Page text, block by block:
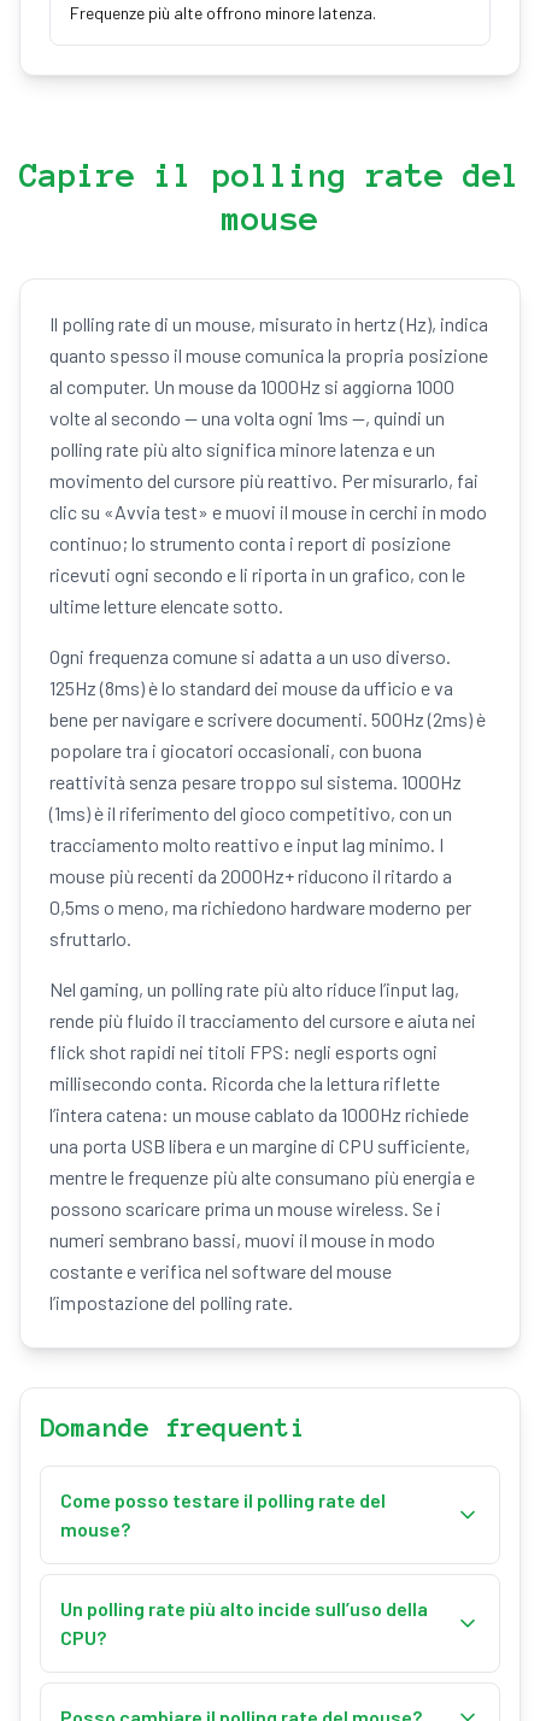
Frequenze più alte offrono minore latenza.
Capire il polling rate del
mouse
Il polling rate di un mouse, misurato in hertz (Hz), indica
quanto spesso il mouse comunica la propria posizione
al computer. Un mouse da 1000Hz si aggiorna 1000
volte al secondo — una volta ogni 1ms —, quindi un
polling rate più alto significa minore latenza e un
movimento del cursore più reattivo. Per misurarlo, fai
clic su «Avvia test» e muovi il mouse in cerchi in modo
continuo; lo strumento conta i report di posizione
ricevuti ogni secondo e li riporta in un grafico, con le
ultime letture elencate sotto.
Ogni frequenza comune si adatta a un uso diverso.
125Hz (8ms) è lo standard dei mouse da ufficio e va
bene per navigare e scrivere documenti. 500Hz (2ms) è
popolare tra i giocatori occasionali, con buona
reattività senza pesare troppo sul sistema. 1000Hz
(1ms) è il riferimento del gioco competitivo, con un
tracciamento molto reattivo e input lag minimo. I
mouse più recenti da 2000Hz+ riducono il ritardo a
0,5ms o meno, ma richiedono hardware moderno per
sfruttarlo.
Nel gaming, un polling rate più alto riduce l’input lag,
rende più fluido il tracciamento del cursore e aiuta nei
flick shot rapidi nei titoli FPS: negli esports ogni
millisecondo conta. Ricorda che la lettura riflette
l’intera catena: un mouse cablato da 1000Hz richiede
una porta USB libera e un margine di CPU sufficiente,
mentre le frequenze più alte consumano più energia e
possono scaricare prima un mouse wireless. Se i
numeri sembrano bassi, muovi il mouse in modo
costante e verifica nel software del mouse
l’impostazione del polling rate.
Domande frequenti
Come posso testare il polling rate del
mouse?
Puoi usare il nostro strumento per il polling rate del
mouse in questa pagina. Avvia semplicemente il
test e muovi il mouse per misurarne il polling rate
Un polling rate più alto incide sull’uso della
CPU?
Sì, polling rate più alti aumentano l’uso della CPU,
perché il sistema deve elaborare più aggiornamenti